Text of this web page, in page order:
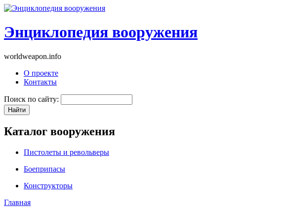
Энциклопедия вооружения
worldweapon.info
О проекте
Контакты
Поиск по сайту:
Каталог вооружения
Пистолеты и револьверы
Боеприпасы
Конструкторы
Главная